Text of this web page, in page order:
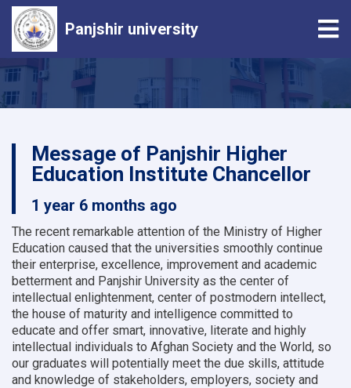
to
main
Panjshir university
Message of Panjshir Higher
Education Institute Chancellor
1 year 6 months ago
The recent remarkable attention of the Ministry of Higher
Education caused that the universities smoothly continue
their enterprise, excellence, improvement and academic
betterment and Panjshir University as the center of
intellectual enlightenment, center of postmodern intellect,
the house of maturity and intelligence committed to
educate and offer smart, innovative, literate and highly
intellectual individuals to Afghan Society and the World, so
our graduates will potentially meet the due skills, attitude
and knowledge of stakeholders, employers, society and